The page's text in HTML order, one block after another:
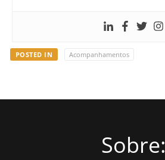
POSTED IN Acompanhamentos
Sobre: